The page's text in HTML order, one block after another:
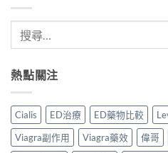
熱點關注
Cialis ED治療 ED藥物比較
Viagra副作用
Viagra藥效 偉哥